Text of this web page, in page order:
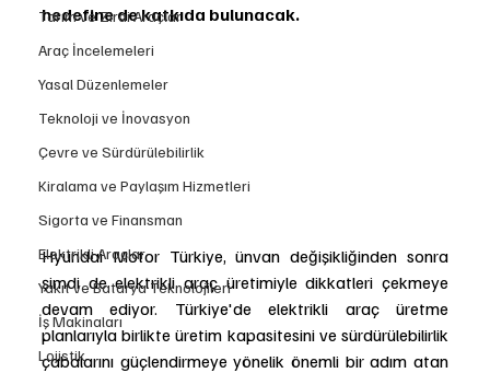
Tarım ve Zirai Araçlar
Araç İncelemeleri
Yasal Düzenlemeler
Teknoloji ve İnovasyon
Çevre ve Sürdürülebilirlik
Kiralama ve Paylaşım Hizmetleri
Sigorta ve Finansman
Elektrikli Araçlar
Yakıt ve Batarya Teknolojileri
İş Makinaları
Lojistik
hedefine de katkıda bulunacak.
Hyundai Motor Türkiye, ünvan değişikliğinden sonra
şimdi de elektrikli araç üretimiyle dikkatleri çekmeye
devam ediyor. Türkiye'de elektrikli araç üretme
planlarıyla birlikte üretim kapasitesini ve sürdürülebilirlik
çabalarını güçlendirmeye yönelik önemli bir adım atan